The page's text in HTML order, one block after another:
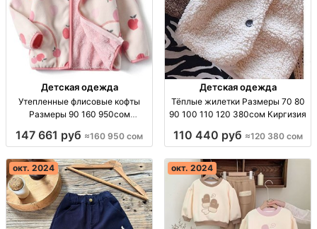
Детская одежда
Утепленные флисовые кофты
Размеры 90 160 950сом
147 661 руб ≈160 950 сом
Детская одежда
Тёплые жилетки Размеры 70 80
90 100 110 120 380сом Киргизия
110 440 руб ≈120 380 сом
окт. 2024 окт. 2024